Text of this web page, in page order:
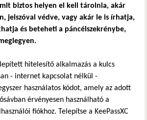
biztos helyen el kell tárolnia, akár
jelszóval védve, vagy akár le is írhatja,
és beteheti a páncélszekrénybe,
hitelesítő alkalmazás a kulcs
- internet kapcsolat nélkül -
használatos kódot, amely az adott
érvényesen használható a
fiókhoz. Telepítse a KeePassXC